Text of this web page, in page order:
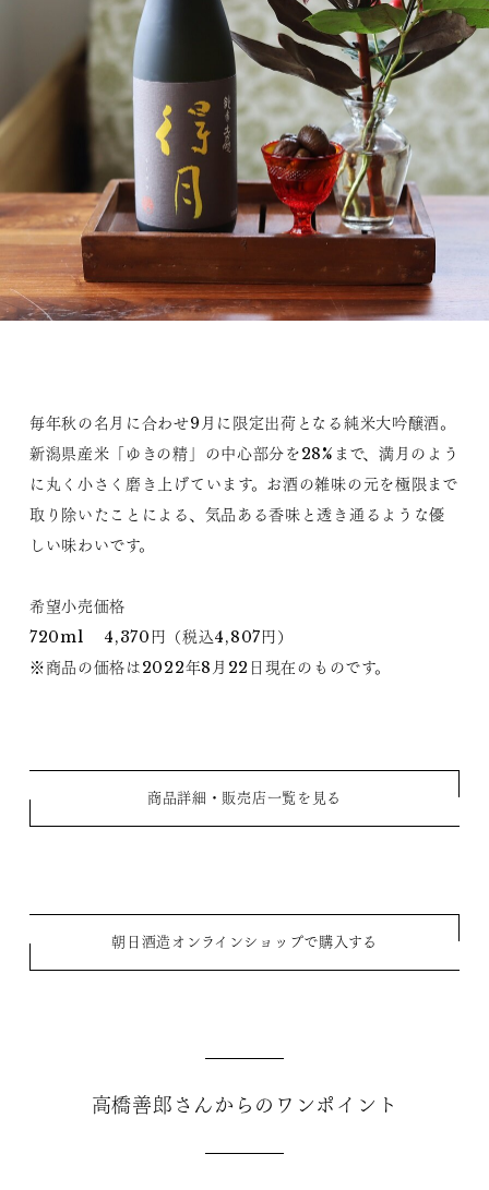
毎年秋の名月に合わせ9月に限定出荷となる純米大吟醸酒。
新潟県産米「ゆきの精」の中心部分を28%まで、満月のよう
に丸く小さく磨き上げています。お酒の雑味の元を極限まで
取り除いたことによる、気品ある香味と透き通るような優
しい味わいです。
希望小売価格
720ml 4,370円（税込4,807円）
※商品の価格は2022年8月22日現在のものです。
商品詳細・販売店一覧を見る
朝日酒造オンラインショップで購入する
高橋善郎さんからのワンポイント